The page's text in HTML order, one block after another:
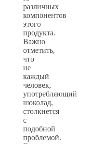
различных
компонентов
этого
продукта.
Важно
отметить,
что
не
каждый
человек,
употребляющий
шоколад,
столкнется
с
подобной
проблемой.